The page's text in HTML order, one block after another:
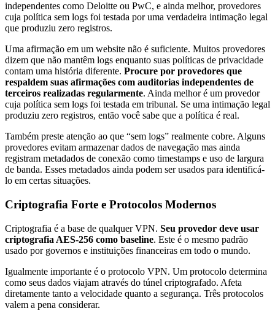
independentes como Deloitte ou PwC, e ainda melhor, provedores
cuja política sem logs foi testada por uma verdadeira intimação legal
que produziu zero registros.
Uma afirmação em um website não é suficiente. Muitos provedores
dizem que não mantêm logs enquanto suas políticas de privacidade
contam uma história diferente. Procure por provedores que
respaldem suas afirmações com auditorias independentes de
terceiros realizadas regularmente. Ainda melhor é um provedor
cuja política sem logs foi testada em tribunal. Se uma intimação legal
produziu zero registros, então você sabe que a política é real.
Também preste atenção ao que “sem logs” realmente cobre. Alguns
provedores evitam armazenar dados de navegação mas ainda
registram metadados de conexão como timestamps e uso de largura
de banda. Esses metadados ainda podem ser usados para identificá-
lo em certas situações.
Criptografia Forte e Protocolos Modernos
Criptografia é a base de qualquer VPN. Seu provedor deve usar
criptografia AES-256 como baseline. Este é o mesmo padrão
usado por governos e instituições financeiras em todo o mundo.
Igualmente importante é o protocolo VPN. Um protocolo determina
como seus dados viajam através do túnel criptografado. Afeta
diretamente tanto a velocidade quanto a segurança. Três protocolos
valem a pena considerar.